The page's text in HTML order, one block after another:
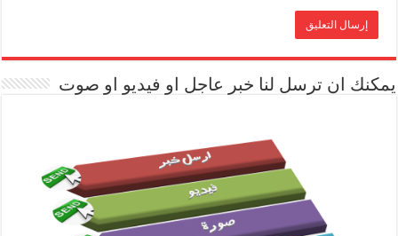
يمكنك ان ترسل لنا خبر عاجل او فيديو او صوت